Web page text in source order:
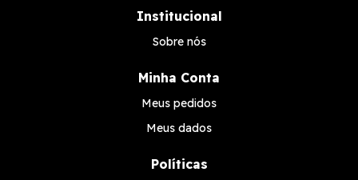
Institucional
Sobre nós
Minha Conta
Meus pedidos
Meus dados
Políticas